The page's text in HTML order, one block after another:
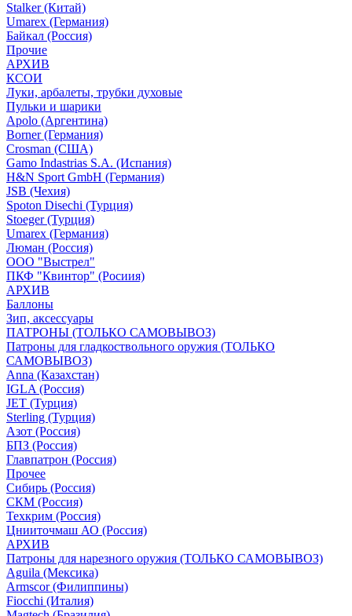
Stalker (Китай)
Umarex (Германия)
Байкал (Россия)
Прочие
АРХИВ
КСОИ
Луки, арбалеты, трубки духовые
Пульки и шарики
Apolo (Аргентина)
Borner (Германия)
Crosman (США)
Gamo Indastrias S.A. (Испания)
H&N Sport GmbH (Германия)
JSB (Чехия)
Spoton Disechi (Турция)
Stoeger (Турция)
Umarex (Германия)
Люман (Россия)
ООО "Выстрел"
ПКФ "Квинтор" (Росиия)
АРХИВ
Баллоны
Зип, аксессуары
ПАТРОНЫ (ТОЛЬКО САМОВЫВОЗ)
Патроны для гладкоствольного оружия (ТОЛЬКО
САМОВЫВОЗ)
Anna (Казахстан)
IGLA (Россия)
JET (Турция)
Sterling (Турция)
Азот (Россия)
БПЗ (Россия)
Главпатрон (Россия)
Прочее
Сибирь (Россия)
СКМ (Россия)
Техкрим (Россия)
Цнииточмаш АО (Россия)
АРХИВ
Патроны для нарезного оружия (ТОЛЬКО САМОВЫВОЗ)
Aguila (Мексика)
Armscor (Филиппины)
Fiocchi (Италия)